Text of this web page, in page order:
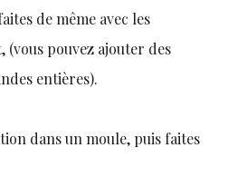
de même avec les
pouvez ajouter des
entières).
dans un moule, puis faites